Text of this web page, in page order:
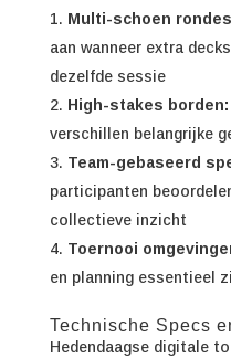
Multi-schoen
aan wanneer extra
dezelfde sessie
High-stakes borden:
verschillen belangrijke
Team-gebaseerd
participanten
collectieve inzicht
Toernooi
en planning essentieel
Technische Specs
Hedendaagse digitale